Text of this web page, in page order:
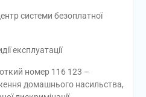
системи безоплатної
експлуатації
номер 116 123 –
домашнього насильства,